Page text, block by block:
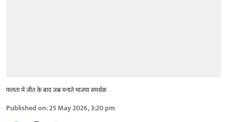
फलता में जीत के बाद जश्न मनाते भाजपा समर्थक
Published on:25 May 2026, 3:20 pm